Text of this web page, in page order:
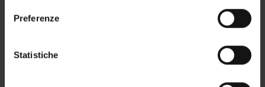
raccogliere informazioni sulla tua posizione
geografica, con un'approssimazione di qualche
Preferenze
Statistiche
LABORATORI